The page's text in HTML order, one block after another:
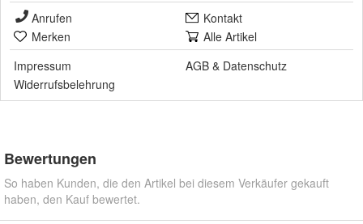
Anrufen
Kontakt
Merken
Alle Artikel
Impressum
AGB & Datenschutz
Widerrufsbelehrung
Bewertungen
So haben Kunden, die den Artikel bei diesem Verkäufer gekauft
haben, den Kauf bewertet.